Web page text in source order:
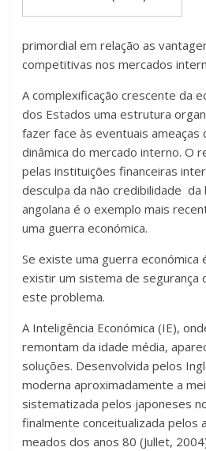
primordial em relação as
competitivas nos mercados
A complexificação crescente da
dos Estados uma estrutura
fazer face às eventuais ameaças
dinâmica do mercado interno. O
pelas instituições financeiras
desculpa da não credibilidade da
angolana é o exemplo mais
uma guerra económica.
Se existe uma guerra económica
existir um sistema de segurança
este problema.
A Inteligência Económica (IE),
remontam da idade média,
soluções. Desenvolvida pelos
moderna aproximadamente a
sistematizada pelos japoneses
finalmente conceitualizada pelos
meados dos anos 80 (Jullet,